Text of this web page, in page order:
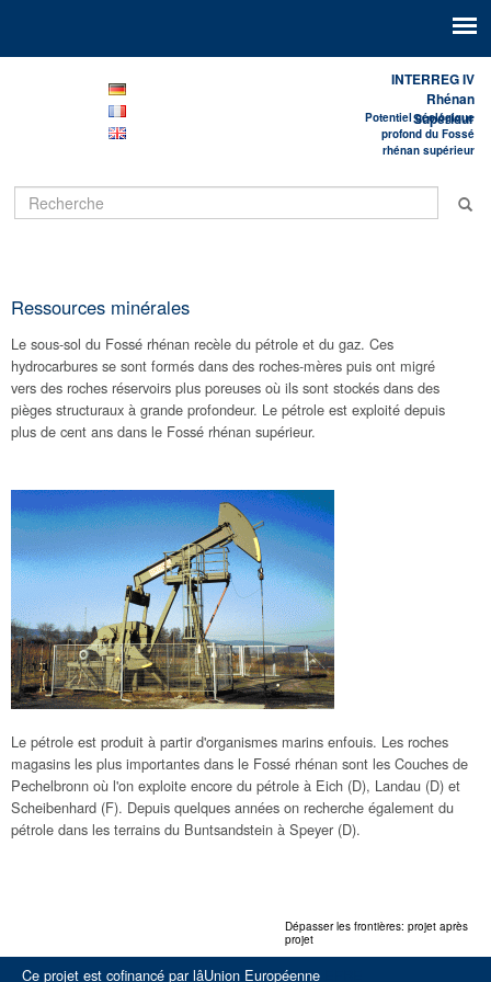
INTERREG IV
Rhénan
Supérieur
Potentiel géologique
profond du Fossé
rhénan supérieur
Ressources minérales
Le sous-sol du Fossé rhénan recèle du pétrole et du gaz. Ces
hydrocarbures se sont formés dans des roches-mères puis ont migré
vers des roches réservoirs plus poreuses où ils sont stockés dans des
pièges structuraux à grande profondeur. Le pétrole est exploité depuis
plus de cent ans dans le Fossé rhénan supérieur.
Le pétrole est produit à partir d'organismes marins enfouis. Les roches
magasins les plus importantes dans le Fossé rhénan sont les Couches de
Pechelbronn où l'on exploite encore du pétrole à Eich (D), Landau (D) et
Scheibenhard (F). Depuis quelques années on recherche également du
pétrole dans les terrains du Buntsandstein à Speyer (D).
Dépasser les frontières: projet après
projet
Ce projet est cofinancé par lâUnion Européenne